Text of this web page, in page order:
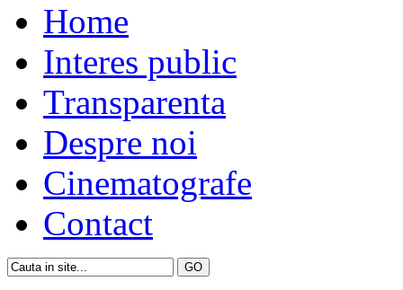
Home
Interes public
Transparenta
Despre noi
Cinematografe
Contact